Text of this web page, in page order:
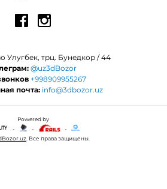
Улугбек, трц. Бунедкор / 44
@uz3dBozor
+998909955267
почта: info@3dbozor.uz
Powered by
. Все права защищены.